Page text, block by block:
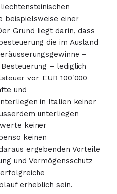
beispielsweise einer
Grund liegt darin, dass
die im Ausland
–
– lediglich
von EUR 100'000
und
in Italien keiner
unterliegen
keiner
keinen
ergebenden Vorteile
und Vermögensschutz
erheblich sein.